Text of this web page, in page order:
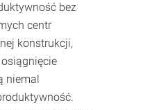
bez
centr
konstrukcji,
niemal